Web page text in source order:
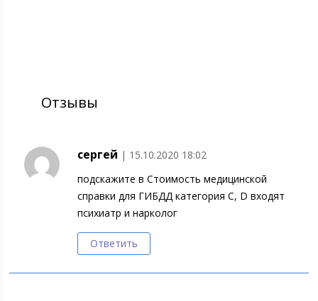
Отзывы
сергей | 15.10.2020 18:02
подскажите в Стоимость медицинской
справки для ГИБДД категория С, D входят
психиатр и нарколог
Ответить